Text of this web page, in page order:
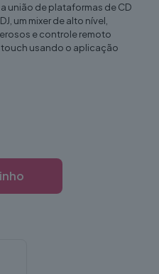
união de plataformas de CD
um mixer de alto nível,
e controle remoto
touch usando o aplicação